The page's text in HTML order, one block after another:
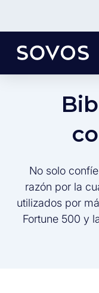
No solo
razón por la
utilizados por
Fortune 500 y